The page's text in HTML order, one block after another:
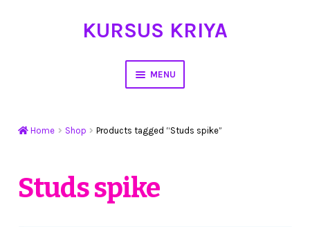
KURSUS KRIYA
MENU
Workshop Membuat Bunga Dari Stocking
Home Shop Products tagged “Studs spike”
Studs spike